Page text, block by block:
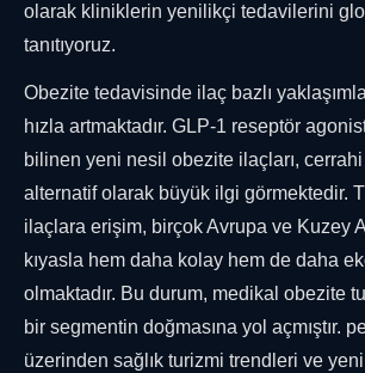
olarak kliniklerin yenilikçi tedavilerini
tanıtıyoruz.
Obezite tedavisinde ilaç bazlı
hızla artmaktadır. GLP-1 reseptör
bilinen yeni nesil obezite ilaçları,
alternatif olarak büyük ilgi görmektedir.
ilaçlara erişim, birçok Avrupa ve Kuzey
kıyasla hem daha kolay hem de daha
olmaktadır. Bu durum, medikal obezite
bir segmentin doğmasına yol açmıştır.
üzerinden sağlık turizmi trendleri ve